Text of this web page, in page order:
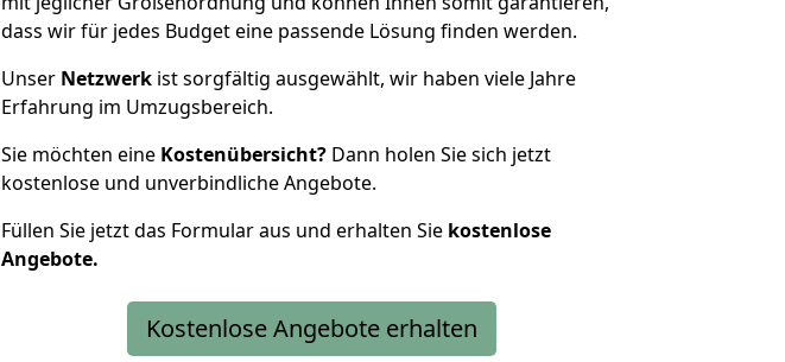
dass wir für jedes Budget eine passende Lösung finden werden.
Unser Netzwerk ist sorgfältig ausgewählt, wir haben viele Jahre
Erfahrung im Umzugsbereich.
Sie möchten eine Kostenübersicht? Dann holen Sie sich jetzt
kostenlose und unverbindliche Angebote.
Füllen Sie jetzt das Formular aus und erhalten Sie kostenlose
Angebote.
Kostenlose Angebote erhalten